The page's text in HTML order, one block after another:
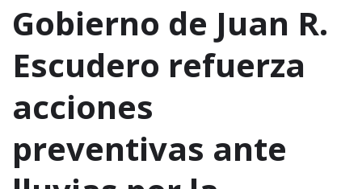
Gobierno de Juan R.
Escudero refuerza
acciones
preventivas ante